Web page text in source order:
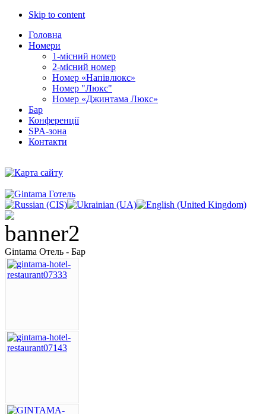
Skip to content
Головна
Номери
1-місний номер
2-місний номер
Номер «Напівлюкс»
Номер "Люкс"
Номер «Джинтама Люкс»
Бар
Конференції
SPA-зона
Контакти
Gintama Отель - Бар